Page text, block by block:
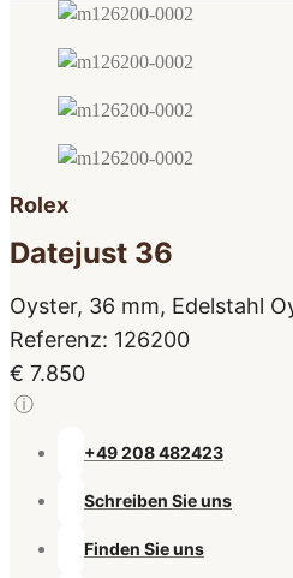
Rolex
Datejust 36
Oyster, 36 mm, Edelstahl
Referenz: 126200
€ 7.850
ⓘ
+49 208 482423
Schreiben Sie uns
Finden Sie uns